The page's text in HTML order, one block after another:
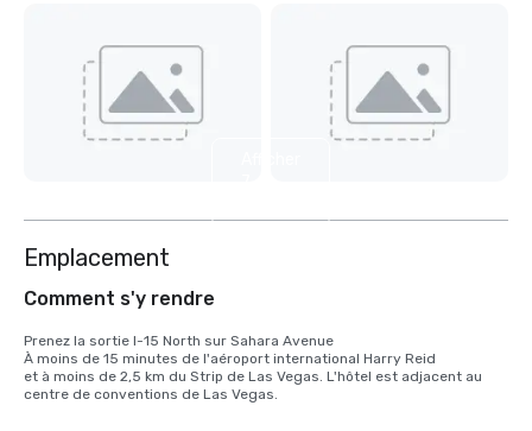
Emplacement
Comment s'y rendre
Prenez la sortie I-15 North sur Sahara Avenue
À moins de 15 minutes de l'aéroport international Harry Reid
et à moins de 2,5 km du Strip de Las Vegas. L'hôtel est adjacent au
centre de conventions de Las Vegas.